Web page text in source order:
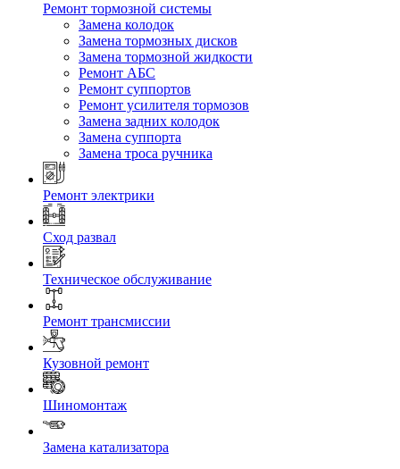
Ремонт тормозной системы
Замена колодок
Замена тормозных дисков
Замена тормозной жидкости
Ремонт АБС
Ремонт суппортов
Ремонт усилителя тормозов
Замена задних колодок
Замена суппорта
Замена троса ручника
Ремонт электрики
Сход развал
Техническое обслуживание
Ремонт трансмиссии
Кузовной ремонт
Шиномонтаж
Замена катализатора